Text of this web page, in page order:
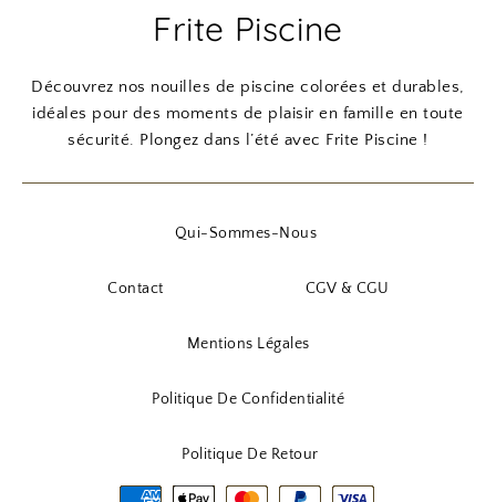
Frite Piscine
Découvrez nos nouilles de piscine colorées et durables,
idéales pour des moments de plaisir en famille en toute
sécurité. Plongez dans l’été avec Frite Piscine !
Qui-Sommes-Nous
Contact CGV & CGU
Mentions Légales
Politique De Confidentialité
Politique De Retour